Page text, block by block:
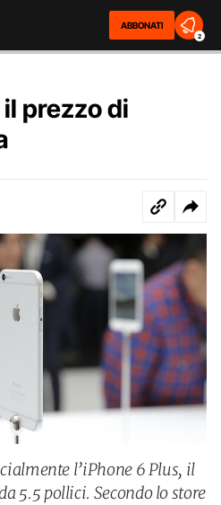
ABBONATI
2
prezzo di
l’iPhone 6 Plus, il
5.5 pollici. Secondo lo store